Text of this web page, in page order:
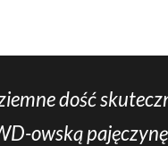
dość
owską pajęczynę